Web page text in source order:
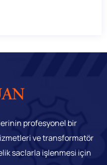
profesyonel bir
ve transformatör
saclarla işlenmesi için